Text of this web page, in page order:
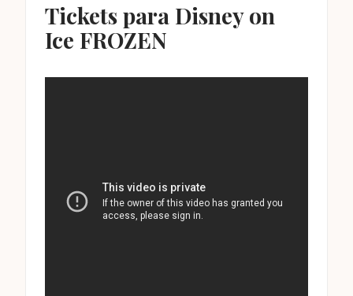
Tickets para Disney on
Ice FROZEN